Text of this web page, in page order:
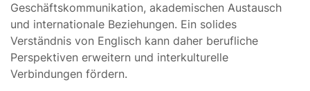
Geschäftskommunikation, akademischen Austausch
und internationale Beziehungen. Ein solides
Verständnis von Englisch kann daher berufliche
Perspektiven erweitern und interkulturelle
Verbindungen fördern.